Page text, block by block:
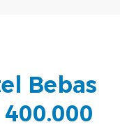
Bebas